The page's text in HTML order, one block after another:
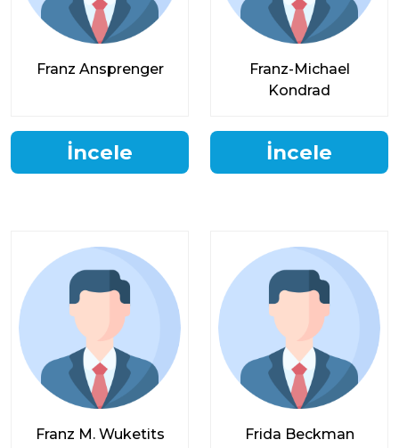
Franz Ansprenger
İncele
Franz-Michael
Kondrad
İncele
Franz M. Wuketits Frida Beckman